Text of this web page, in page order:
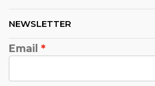
NEWSLETTER
Email